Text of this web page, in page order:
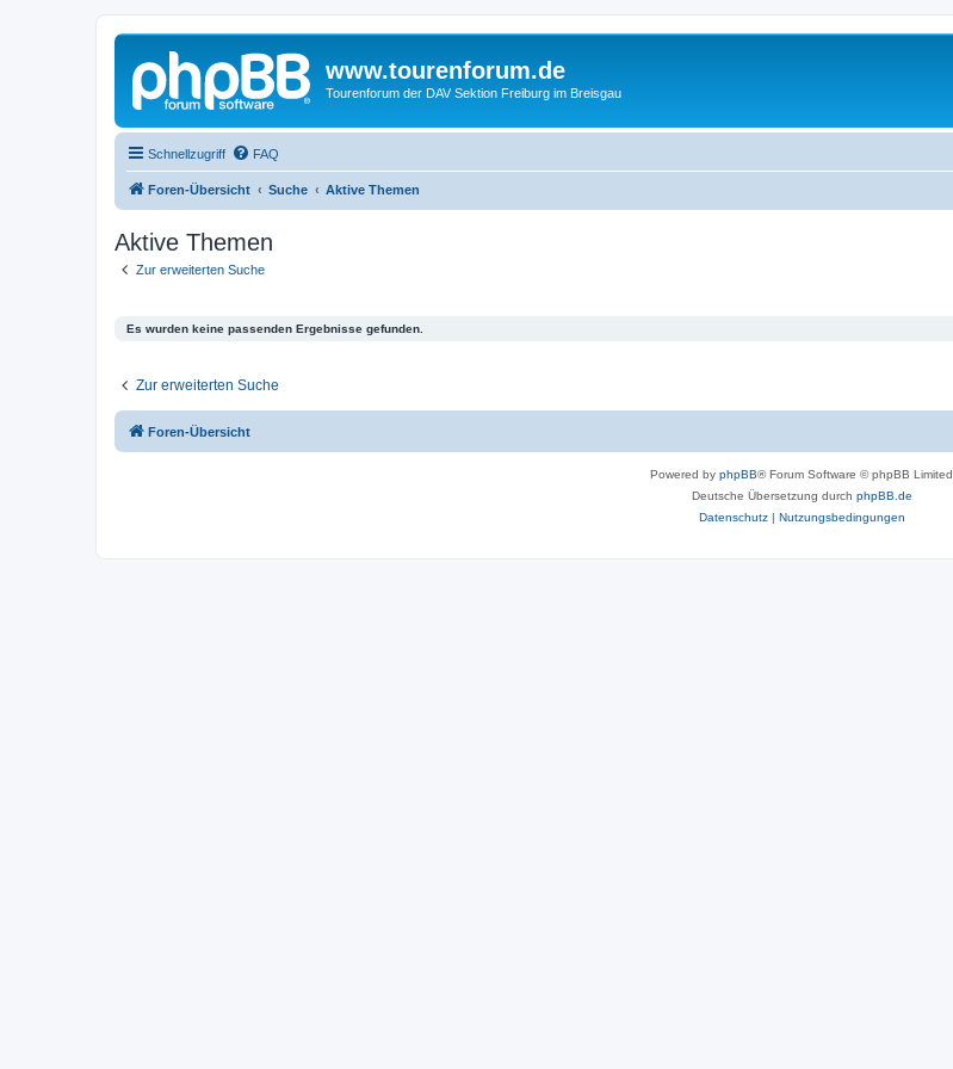
www.tourenforum.de
Tourenforum der DAV Sektion Freiburg im Breisgau
Schnellzugriff FAQ
Foren-Übersicht Suche Aktive Themen
Aktive Themen
Zur erweiterten Suche
Es wurden keine passenden Ergebnisse gefunden.
Zur erweiterten Suche
Foren-Übersicht
Powered by phpBB® Forum Software © phpBB Limited
Deutsche Übersetzung durch phpBB.de
Datenschutz| Nutzungsbedingungen